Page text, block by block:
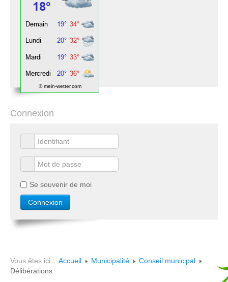
© mein-wetter.com
Connexion
Se souvenir de moi
Vous êtes ici : Accueil Municipalité
Conseil municipal
Délibérations